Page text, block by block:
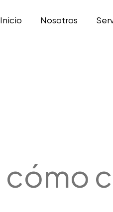
Inicio Nosotros
cómo